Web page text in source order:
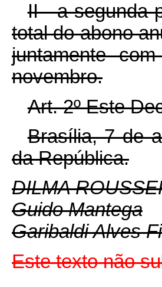
II - a segunda
total do abono
juntamente
novembro.
Art. 2º Este
Brasília, 7 de
da República.
DILMA
Guido Mantega
Garibaldi Alves
Este texto não